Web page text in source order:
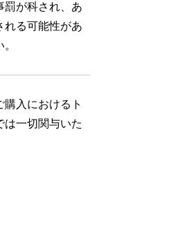
罰が科され、あ
れる可能性があ
入におけるト
は一切関与いた